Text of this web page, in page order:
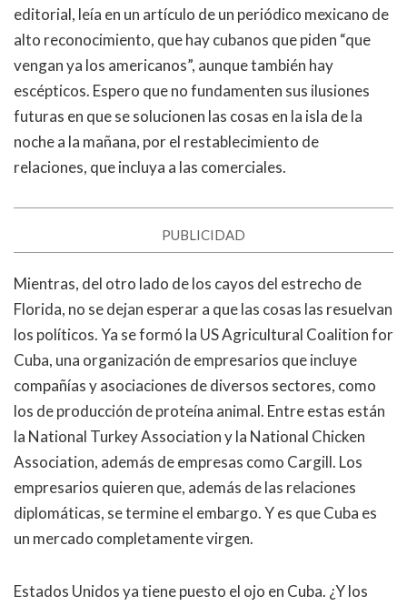
editorial, leía en un artículo de un periódico mexicano de
alto reconocimiento, que hay cubanos que piden “que
vengan ya los americanos”, aunque también hay
escépticos. Espero que no fundamenten sus ilusiones
futuras en que se solucionen las cosas en la isla de la
noche a la mañana, por el restablecimiento de
relaciones, que incluya a las comerciales.
PUBLICIDAD
Mientras, del otro lado de los cayos del estrecho de
Florida, no se dejan esperar a que las cosas las resuelvan
los políticos. Ya se formó la US Agricultural Coalition for
Cuba, una organización de empresarios que incluye
compañías y asociaciones de diversos sectores, como
los de producción de proteína animal. Entre estas están
la National Turkey Association y la National Chicken
Association, además de empresas como Cargill. Los
empresarios quieren que, además de las relaciones
diplomáticas, se termine el embargo. Y es que Cuba es
un mercado completamente virgen.
Estados Unidos ya tiene puesto el ojo en Cuba. ¿Y los